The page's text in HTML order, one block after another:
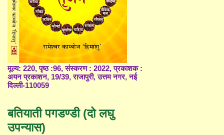
मूल्य: 220, पृष्ठ :96, संस्करण : 2022, प्रकाशक :
अयन प्रकाशन, 19/39, राजापुरी, उत्तम नगर, नई
दिल्ली-110059
बतियाती पगडण्डी (दो लघु
उपन्यास)